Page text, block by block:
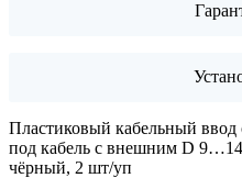
Пластиковый кабельный ввод
под кабель с внешним D
чёрный, 2 шт/уп